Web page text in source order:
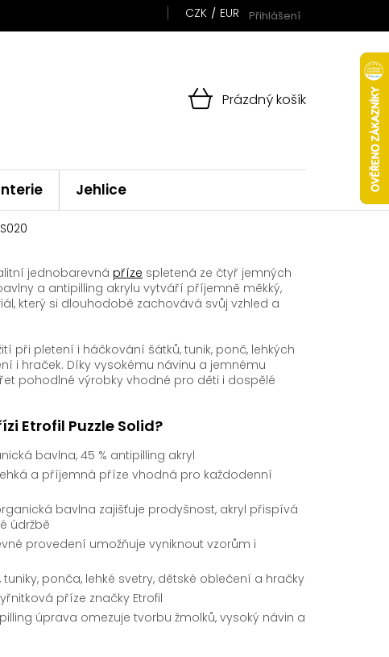
CZK EUR Přihlášení
NÁKUPNÍ
Prázdný košík
Jehlice
jednobarevná příze spletená ze čtyř jemných
a antipilling akrylu vytváří příjemně měkký,
který si dlouhodobě zachovává svůj vzhled a
při pletení i háčkování šátků, tunik, ponč, lehkých
i hraček. Díky vysokému návinu a jemnému
pohodlné výrobky vhodné pro děti i dospělé
Etrofil Puzzle Solid?
bavlna, 45 % antipilling akryl
a příjemná příze vhodná pro každodenní
bavlna zajišťuje prodyšnost, akryl přispívá
údržbě
provedení umožňuje vyniknout vzorům i
tuniky, ponča, lehké svetry, dětské oblečení a hračky
příze značky Etrofil
úprava omezuje tvorbu žmolků, vysoký návin a